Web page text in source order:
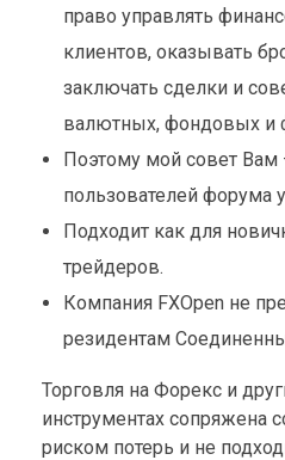
право управлять
клиентов, оказывать
заключать сделки и
валютных, фондовых и
Поэтому мой совет Вам
пользователей форума
Подходит как для
трейдеров.
Компания FXOpen не
резидентам
Торговля на Форекс и
инструментах сопряжена
риском потерь и не